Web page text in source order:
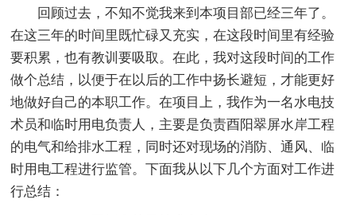
回顾过去，不知不觉我来到本项目部已经三年了。
在这三年的时间里既忙碌又充实，在这段时间里有经验
要积累，也有教训要吸取。在此，我对这段时间的工作
做个总结，以便于在以后的工作中扬长避短，才能更好
地做好自己的本职工作。在项目上，我作为一名水电技
术员和临时用电负责人，主要是负责酉阳翠屏水岸工程
的电气和给排水工程，同时还对现场的消防、通风、临
时用电工程进行监管。下面我从以下几个方面对工作进
行总结：